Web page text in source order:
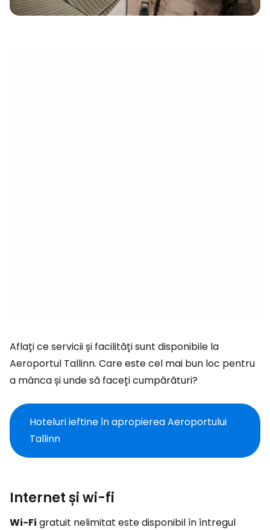
Aflați ce servicii și facilități sunt disponibile la
Aeroportul Tallinn. Care este cel mai bun loc pentru
a mânca și unde să faceți cumpărături?
Hoteluri ieftine în apropierea Aeroportului
Tallinn
Internet și wi-fi
Wi-Fi gratuit nelimitat este disponibil în întregul